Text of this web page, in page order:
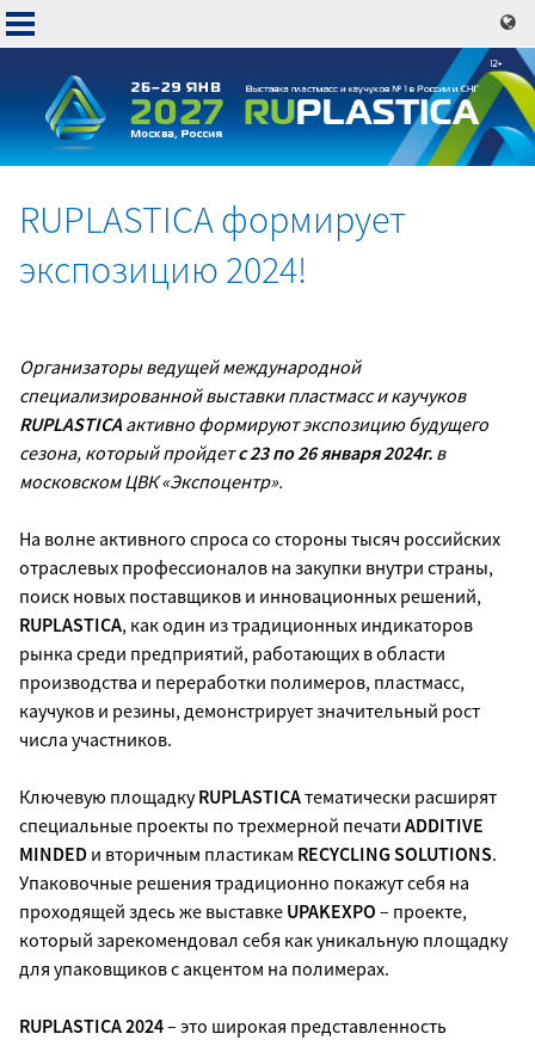
Перейти
к
основному
содержанию
Основная
навигация
RUPLASTICA формирует
экспозицию 2024!
Организаторы ведущей международной
специализированной выставки пластмасс и каучуков
RUPLASTICA активно формируют экспозицию будущего
сезона, который пройдетс 23 по 26 января 2024г. в
московском ЦВК «Экспоцентр».
На волне активного спроса со стороны тысяч российских
отраслевых профессионалов на закупки внутри страны,
поиск новых поставщиков и инновационных решений,
RUPLASTICA, как один из традиционных индикаторов
рынка среди предприятий, работающих в области
производства и переработки полимеров, пластмасс,
каучуков и резины, демонстрирует значительный рост
числа участников.
Ключевую площадкуRUPLASTICAтематически расширят
специальные проекты по трехмерной печати ADDITIVE
MINDED и вторичным пластикам RECYCLING SOLUTIONS.
Упаковочные решения традиционно покажут себя на
проходящей здесь же выставке UPAKEXPO – проекте,
который зарекомендовал себя как уникальную площадку
для упаковщиков с акцентом на полимерах.
RUPLASTICA 2024– это широкая представленность